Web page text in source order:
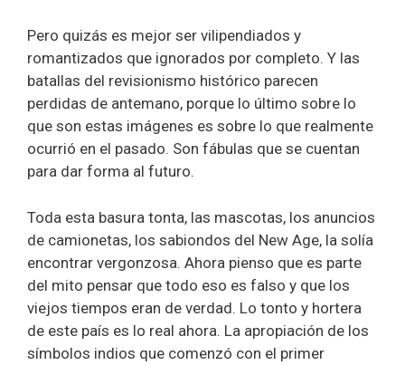
Pero quizás es mejor ser vilipendiados y
romantizados que ignorados por completo. Y las
batallas del revisionismo histórico parecen
perdidas de antemano, porque lo último sobre lo
que son estas imágenes es sobre lo que realmente
ocurrió en el pasado. Son fábulas que se cuentan
para dar forma al futuro.
Toda esta basura tonta, las mascotas, los anuncios
de camionetas, los sabiondos del New Age, la solía
encontrar vergonzosa. Ahora pienso que es parte
del mito pensar que todo eso es falso y que los
viejos tiempos eran de verdad. Lo tonto y hortera
de este país es lo real ahora. La apropiación de los
símbolos indios que comenzó con el primer